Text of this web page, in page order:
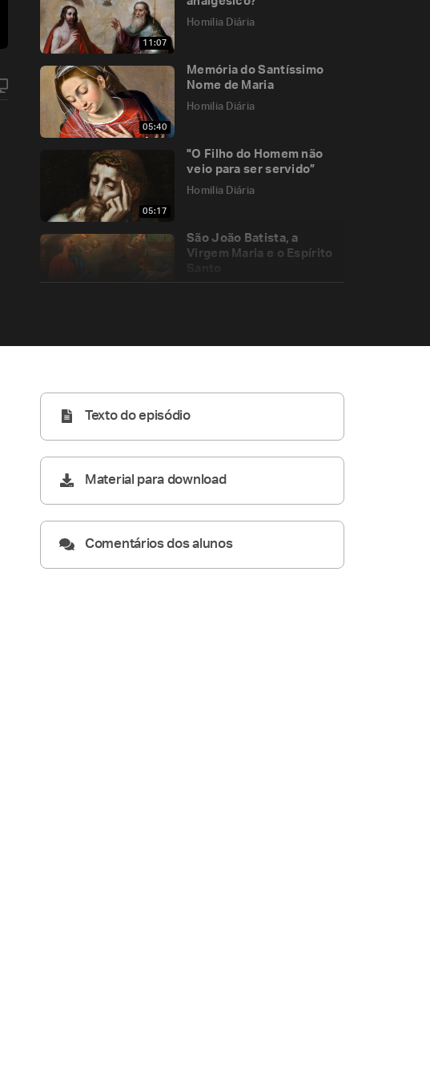
11:07
Homilia Diária
05:40
Memória do Santíssimo
Nome de Maria
Homilia Diária
05:17
"O Filho do Homem não
veio para ser servido”
Homilia Diária
São João Batista, a
Virgem Maria e o Espírito
Texto do episódio
Material para download
Comentários dos alunos